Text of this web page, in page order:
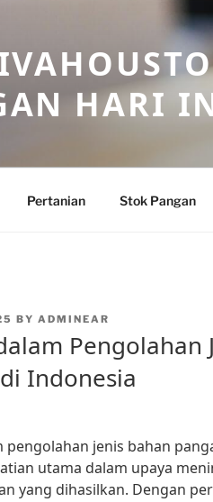
HARI
Pertanian Stok Pangan
BY ADMINEAR
Pengolahan
Indonesia
pengolahan jenis bahan
utama dalam upaya
yang dihasilkan. Dengan